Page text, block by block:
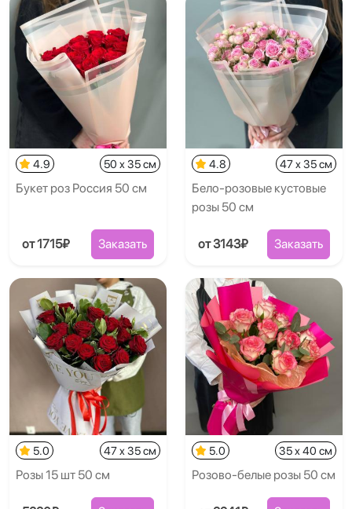
4.9 50 x 35 см
Букет роз Россия 50 см
от 1715₽ Заказать
4.8 47 x 35 см
Бело-розовые кустовые
розы 50 см
от 3143₽ Заказать
5.0 47 x 35 см
Розы 15 шт 50 см
5.0 35 x 40 см
Розово-белые розы 50 см